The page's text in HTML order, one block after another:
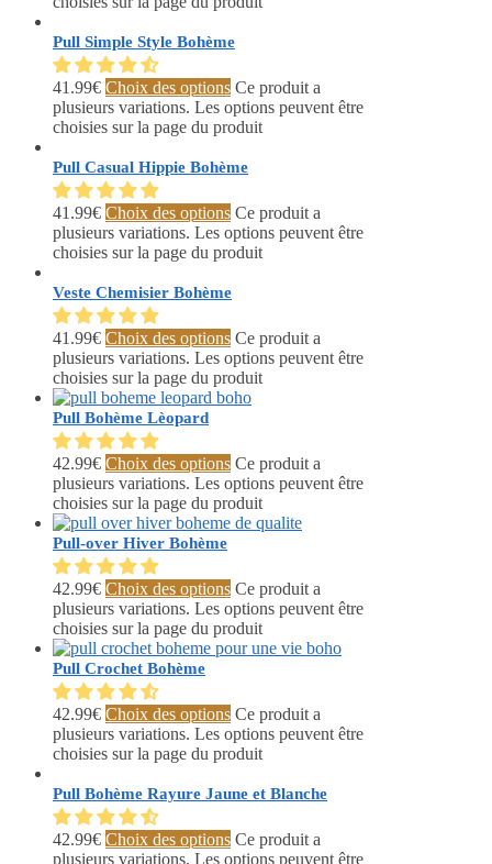
Pull Simple Style Bohème
41.99€ Choix des options Ce produit a
plusieurs variations. Les options peuvent être
choisies sur la page du produit
Pull Casual Hippie Bohème
41.99€ Choix des options Ce produit a
plusieurs variations. Les options peuvent être
choisies sur la page du produit
Veste Chemisier Bohème
41.99€ Choix des options Ce produit a
plusieurs variations. Les options peuvent être
choisies sur la page du produit
Pull Bohème Lèopard
42.99€ Choix des options Ce produit a
plusieurs variations. Les options peuvent être
choisies sur la page du produit
Pull-over Hiver Bohème
42.99€ Choix des options Ce produit a
plusieurs variations. Les options peuvent être
choisies sur la page du produit
Pull Crochet Bohème
42.99€ Choix des options Ce produit a
plusieurs variations. Les options peuvent être
choisies sur la page du produit
Pull Bohème Rayure Jaune et Blanche
42.99€ Choix des options Ce produit a
plusieurs variations. Les options peuvent être